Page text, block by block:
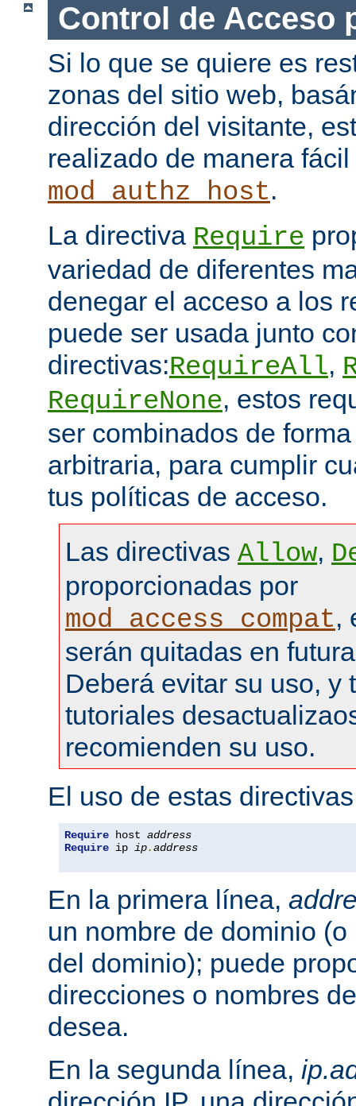
Control de Acceso
Si lo que se quiere es
zonas del sitio web,
dirección del visitante,
realizado de manera
mod_authz_host.
La directiva Require
variedad de diferentes
denegar el acceso a los
puede ser usada junto
directivas:RequireAll,
RequireNone, estos
ser combinados de
arbitraria, para cumplir
tus políticas de acceso.
Las directivas Allow,
proporcionadas por
mod_access_compat,
serán quitadas en
Deberá evitar su uso, y
tutoriales
recomienden su uso.
El uso de estas
Require host address
Require ip ip.address
En la primera línea,
un nombre de dominio
del dominio); puede
direcciones o nombres
desea.
En la segunda línea,